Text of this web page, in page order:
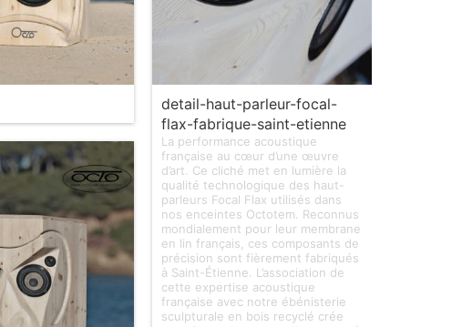
detail-haut-parleur-focal-
flax-fabrique-saint-etienne
La performance acoustique
française au cœur d’une œuvre
d’art. Ce cliché met en lumière la
qualité technologique des haut-
parleurs Focal Flax utilisés dans
nos enceintes Octotem. Reconnus
mondialement pour leur membrane
en lin français, ces composants de
précision sont fièrement fabriqués
à Saint-Étienne. L’association de
cette expertise acoustique
française avec notre ébénisterie
sculpturale en bois recyclé crée